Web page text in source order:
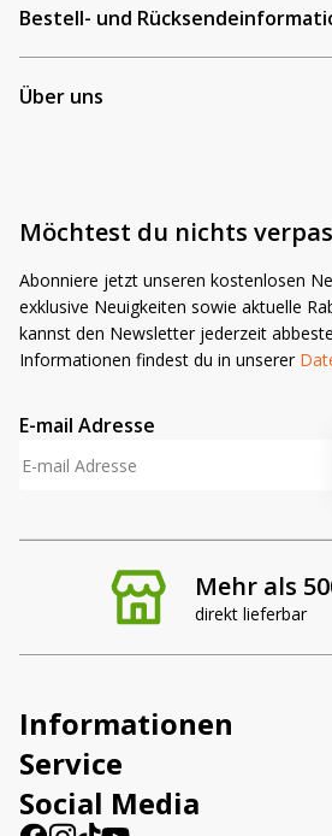
Mehr als
direkt lieferbar
Bestell- und
Über uns
Möchtest du nichts
Abonniere jetzt unseren kostenlosen
exklusive Neuigkeiten sowie aktuelle
kannst den Newsletter jederzeit
Informationen findest du in unserer
E-mail Adresse
Informationen
Service
Social Media